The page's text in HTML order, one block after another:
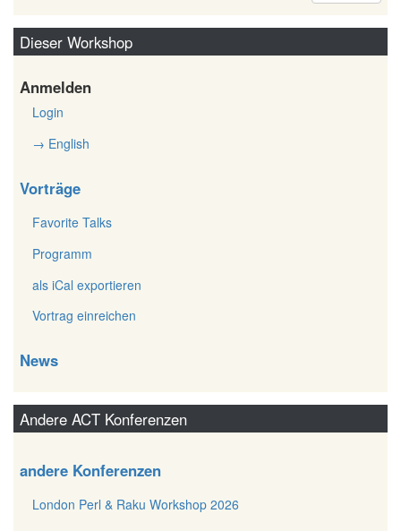
Dieser Workshop
Anmelden
Login
→ English
Vorträge
Favorite Talks
Programm
als iCal exportieren
Vortrag einreichen
News
Andere ACT Konferenzen
andere Konferenzen
London Perl & Raku Workshop 2026